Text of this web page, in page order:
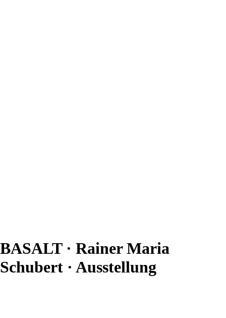
BASALT · Rainer Maria
Schubert · Ausstellung